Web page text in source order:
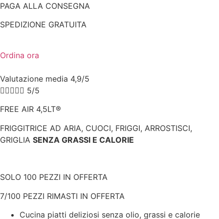
PAGA ALLA CONSEGNA
SPEDIZIONE GRATUITA
Ordina ora
Valutazione media 4,9/5
 5/5
FREE AIR 4,5LT®
FRIGGITRICE AD ARIA, CUOCI, FRIGGI, ARROSTISCI,
GRIGLIA SENZA GRASSI E CALORIE
SOLO 100 PEZZI IN OFFERTA
7/100 PEZZI RIMASTI IN OFFERTA
Cucina piatti deliziosi senza olio, grassi e calorie